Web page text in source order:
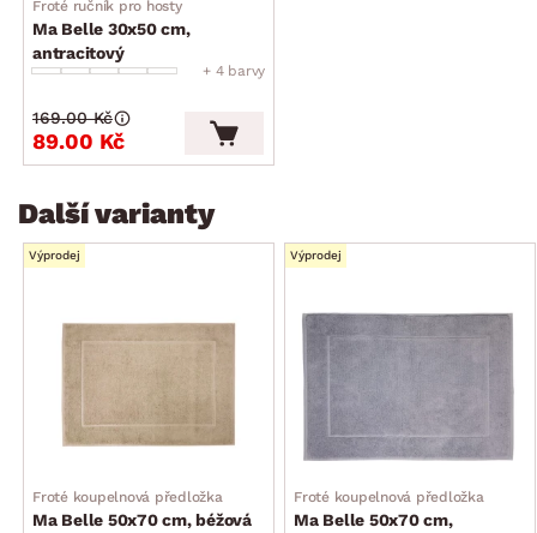
Froté ručník pro hosty
Ma Belle 30x50 cm,
antracitový
+ 4 barvy
89.00 Kč
169.00 Kč
Další varianty
Výprodej
Froté koupelnová předložka
Ma Belle 50x70 cm, béžová
Výprodej
Froté koupelnová předložka
Ma Belle 50x70 cm,